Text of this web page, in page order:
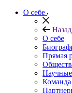
О себе
Назад
О себе
Прямая
Команда